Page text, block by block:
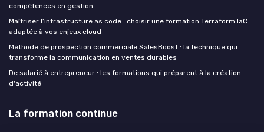
compétences en gestion
Maîtriser l’infrastructure as code : choisir une formation Terraform IaC
adaptée à vos enjeux cloud
Méthode de prospection commerciale SalesBoost : la technique qui
transforme la communication en ventes durables
De salarié à entrepreneur : les formations qui préparent à la création
d'activité
La formation continue